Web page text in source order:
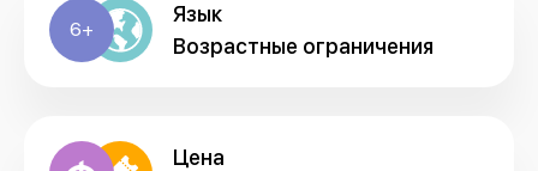
6+
Язык
Возрастные ограничения
Цена